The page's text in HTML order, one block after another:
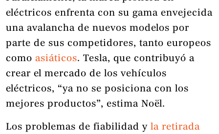
eléctricos enfrenta con su gama envejecida
una avalancha de nuevos modelos por
parte de sus competidores, tanto europeos
como asiáticos. Tesla, que contribuyó a
crear el mercado de los vehículos
eléctricos, “ya no se posiciona con los
mejores productos”, estima Noël.
Los problemas de fiabilidad y la retirada